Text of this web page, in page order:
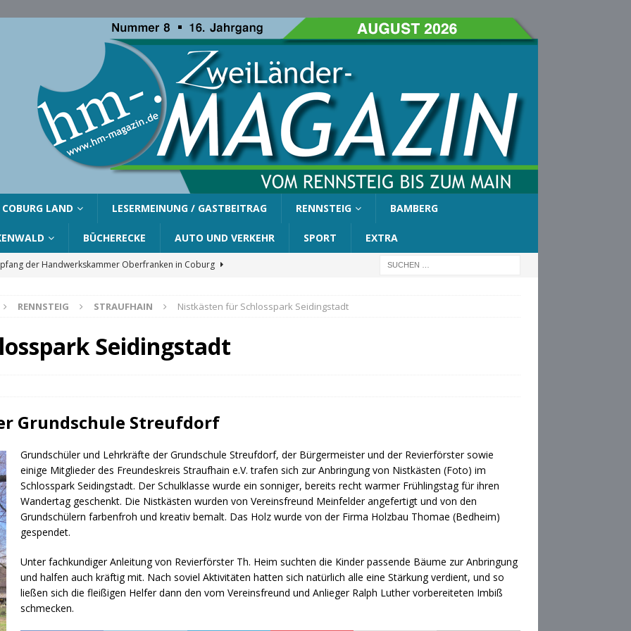
COBURG LAND LESERMEINUNG / GASTBEITRAG RENNSTEIG BAMBERG
BÜCHERECKE AUTO UND VERKEHR SPORT EXTRA
der Handwerkskammer Oberfranken in Coburg
Gemeinde Ahorn für Silvia Finzel
AHORN
auf der Waldbühne Heldritt
W. Heike, Neustadt, seit 100 Tagen im Amt
RENNSTEIG STRAUFHAIN Nistkästen für Schlosspark Seidingstadt
Seidingstadt
Grundschule Streufdorf
Grundschüler und Lehrkräfte der Grundschule Streufdorf, der Bürgermeister und der Revierförster sowie
einige Mitglieder des Freundeskreis Straufhain e.V. trafen sich zur Anbringung von Nistkästen (Foto) im
Schlosspark Seidingstadt. Der Schulklasse wurde ein sonniger, bereits recht warmer Frühlingstag für ihren
Wandertag geschenkt. Die Nistkästen wurden von Vereinsfreund Meinfelder angefertigt und von den
Grundschülern farbenfroh und kreativ bemalt. Das Holz wurde von der Firma Holzbau Thomae (Bedheim)
gespendet.
Unter fachkundiger Anleitung von Revierförster Th. Heim suchten die Kinder passende Bäume zur Anbringung
und halfen auch kräftig mit. Nach soviel Aktivitäten hatten sich natürlich alle eine Stärkung verdient, und so
ließen sich die fleißigen Helfer dann den vom Vereinsfreund und Anlieger Ralph Luther vorbereiteten Imbiß
schmecken.